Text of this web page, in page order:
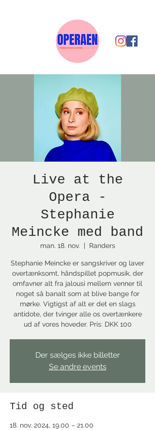
Live at the
Opera -
Stephanie
Meincke med band
man. 18. nov.
  |
Randers
Stephanie Meincke er sangskriver og laver
overtænksomt, håndspillet popmusik, der
omfavner alt fra jalousi mellem venner til
noget så banalt som at blive bange for
mørke. Vigtigst af alt er det en slags
antidote, der tvinger alle os overtænkere
ud af vores hoveder. Pris: DKK 100
Der sælges ikke billetter
Se andre events
Tid og sted
18. nov. 2024, 19.00 – 21.00